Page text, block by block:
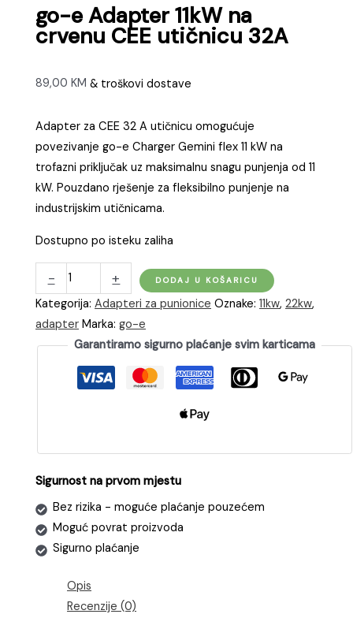
go-e Adapter 11kW na
crvenu CEE utičnicu 32A
89,00KM & troškovi dostave
Adapter za CEE 32 A utičnicu omogućuje
povezivanje go-e Charger Gemini flex 11 kW na
trofazni priključak uz maksimalnu snagu punjenja od 11
kW. Pouzdano rješenje za fleksibilno punjenje na
industrijskim utičnicama.
Dostupno po isteku zaliha
-
e
Adapter
11kW
količina
+ DODAJ U KOŠARICU
Kategorija:Adapteri za punionice Oznake:11kw,22kw,
adapter Marka:go-e
Garantiramo sigurno plaćanje svim karticama
Sigurnost na prvom mjestu
Bez rizika - moguće plaćanje pouzećem
Moguć povrat proizvoda
Sigurno plaćanje
Opis
Recenzije (0)